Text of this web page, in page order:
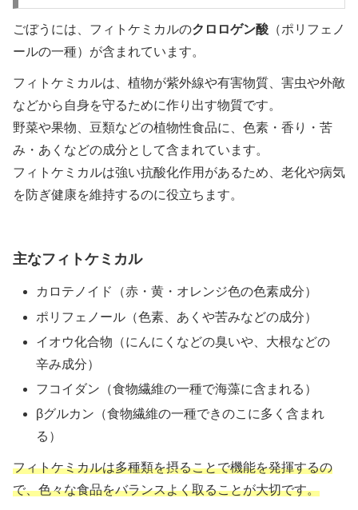
ごぼうには、フィトケミカルのクロロゲン酸 （ポリフェノ
ールの一種）が含まれています。
フィトケミカルは、植物が紫外線や有害物質、害虫や外敵
などから自身を守るために作り出す物質です。
野菜や果物、豆類などの植物性食品に、色素・香り・苦
み・あくなどの成分として含まれています。
フィトケミカルは強い抗酸化作用があるため、老化や病気
を防ぎ健康を維持するのに役立ちます。
主なフィトケミカル
カロテノイド（赤・黄・オレンジ色の色素成分）
ポリフェノール（色素、あくや苦みなどの成分）
イオウ化合物（にんにくなどの臭いや、大根などの
辛み成分）
フコイダン（食物繊維の一種で海藻に含まれる）
βグルカン（食物繊維の一種できのこに多く含まれ
る）
フィトケミカルは多種類を摂ることで機能を発揮するの
で、色々な食品をバランスよく取ることが大切です。